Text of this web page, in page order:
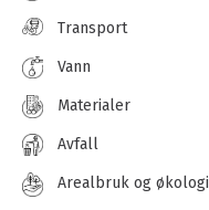
Transport
Vann
Materialer
Avfall
Arealbruk og økologi